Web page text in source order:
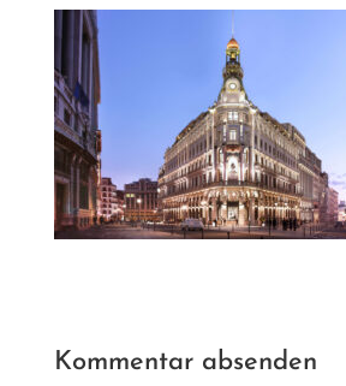
Kommentar absenden